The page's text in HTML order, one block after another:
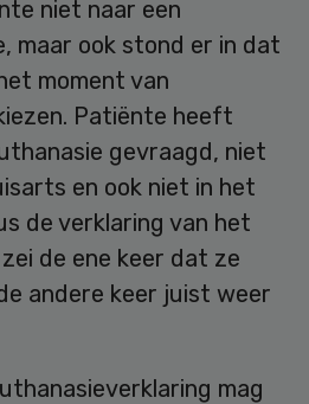
niet naar een
maar ook stond er in dat
moment van
Patiënte heeft
gevraagd, niet
en ook niet in het
de verklaring van het
de ene keer dat ze
andere keer juist weer
mag